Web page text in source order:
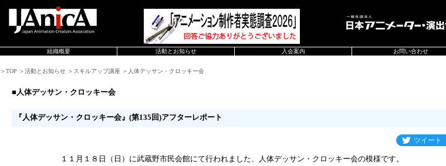
組織概要 活動とお知らせ 入会案内 お問い合わせ
＞TOP ＞活動とお知らせ ＞スキルアップ講座 ＞人体デッサン・クロッキー会
■人体デッサン・クロッキー会
『人体デッサン・クロッキー会』(第135回)アフターレポート
ツイート
１１月１８日（日）に武蔵野市民会館にて行われました、人体デッサン・クロッキー会の模様です。